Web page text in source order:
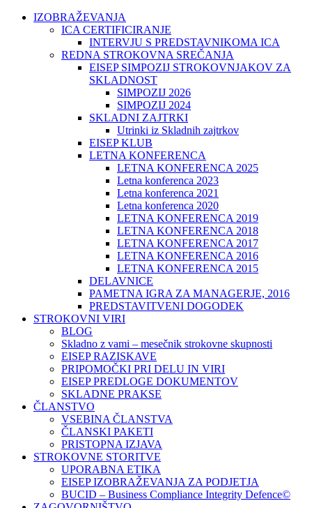
IZOBRAŽEVANJA
ICA CERTIFICIRANJE
INTERVJU S PREDSTAVNIKOMA ICA
REDNA STROKOVNA SREČANJA
EISEP SIMPOZIJ STROKOVNJAKOV ZA
SKLADNOST
SIMPOZIJ 2026
SIMPOZIJ 2024
SKLADNI ZAJTRKI
Utrinki iz Skladnih zajtrkov
EISEP KLUB
LETNA KONFERENCA
LETNA KONFERENCA 2025
Letna konferenca 2023
Letna konferenca 2021
Letna konferenca 2020
LETNA KONFERENCA 2019
LETNA KONFERENCA 2018
LETNA KONFERENCA 2017
LETNA KONFERENCA 2016
LETNA KONFERENCA 2015
DELAVNICE
PAMETNA IGRA ZA MANAGERJE, 2016
PREDSTAVITVENI DOGODEK
STROKOVNI VIRI
BLOG
Skladno z vami – mesečnik strokovne skupnosti
EISEP RAZISKAVE
PRIPOMOČKI PRI DELU IN VIRI
EISEP PREDLOGE DOKUMENTOV
SKLADNE PRAKSE
ČLANSTVO
VSEBINA ČLANSTVA
ČLANSKI PAKETI
PRISTOPNA IZJAVA
STROKOVNE STORITVE
UPORABNA ETIKA
EISEP IZOBRAŽEVANJA ZA PODJETJA
BUCID – Business Compliance Integrity Defence©